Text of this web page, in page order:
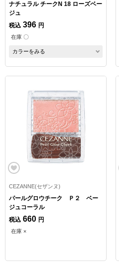
ナチュラル チークN 18 ローズベー
ジュ
税込 396 円
在庫 〇
カラーをみる
CEZANNE(セザンヌ)
パールグロウチーク Ｐ２ ベー
ジュコーラル
税込 660 円
在庫 ×